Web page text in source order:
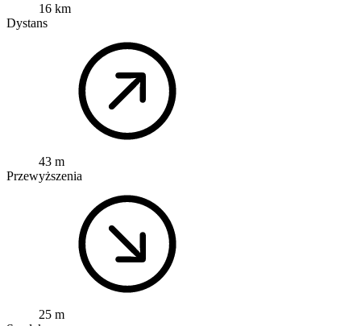
16 km
Dystans
43 m
Przewyższenia
25 m